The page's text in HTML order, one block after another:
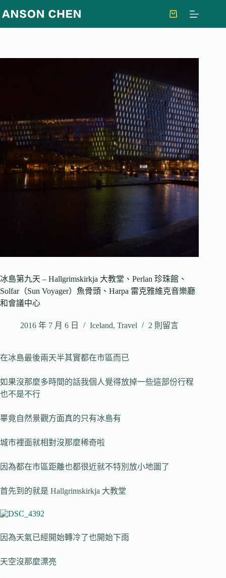
至
主
購
冰島第九天 – Hallgrimskirkja 大教堂、Perlan 珍珠館、
Solfar（Sun Voyager）魚骨頭、Harpa 雷克雅維克音樂廳
和會議中心
2016 年 7 月 6 日 Iceland, Travel 2 則留言
在冰島最後兩天半其實都在市區而已
如果沒那麼多時間的話我個人覺得放掉一些這部份行程
也不是不行
畢竟自然景觀方面真的只有冰島有
城市裡面就相對沒那麼稀奇啦
因為都在市區距離也都很近就不特別放小地圖了
首先到的就是 Hallgrimskirkja 大教堂
因為天氣已經開始轉冷了也開始下雨
天空沒那麼漂亮